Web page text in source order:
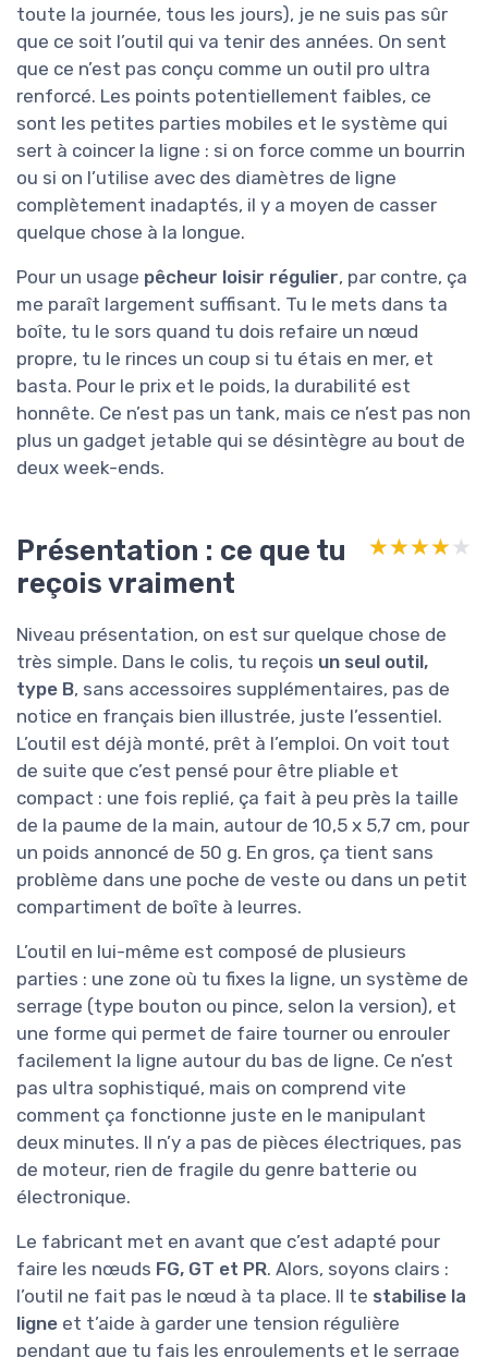
toute la journée, tous les jours), je ne suis pas sûr
que ce soit l’outil qui va tenir des années. On sent
que ce n’est pas conçu comme un outil pro ultra
renforcé. Les points potentiellement faibles, ce
sont les petites parties mobiles et le système qui
sert à coincer la ligne : si on force comme un bourrin
ou si on l’utilise avec des diamètres de ligne
complètement inadaptés, il y a moyen de casser
quelque chose à la longue.
Pour un usage pêcheur loisir régulier, par contre, ça
me paraît largement suffisant. Tu le mets dans ta
boîte, tu le sors quand tu dois refaire un nœud
propre, tu le rinces un coup si tu étais en mer, et
basta. Pour le prix et le poids, la durabilité est
honnête. Ce n’est pas un tank, mais ce n’est pas non
plus un gadget jetable qui se désintègre au bout de
deux week-ends.
Présentation : ce que tu
reçois vraiment
★★★★★
★★★★★
Niveau présentation, on est sur quelque chose de
très simple. Dans le colis, tu reçois un seul outil,
type B, sans accessoires supplémentaires, pas de
notice en français bien illustrée, juste l’essentiel.
L’outil est déjà monté, prêt à l’emploi. On voit tout
de suite que c’est pensé pour être pliable et
compact : une fois replié, ça fait à peu près la taille
de la paume de la main, autour de 10,5 x 5,7 cm, pour
un poids annoncé de 50 g. En gros, ça tient sans
problème dans une poche de veste ou dans un petit
compartiment de boîte à leurres.
L’outil en lui-même est composé de plusieurs
parties : une zone où tu fixes la ligne, un système de
serrage (type bouton ou pince, selon la version), et
une forme qui permet de faire tourner ou enrouler
facilement la ligne autour du bas de ligne. Ce n’est
pas ultra sophistiqué, mais on comprend vite
comment ça fonctionne juste en le manipulant
deux minutes. Il n’y a pas de pièces électriques, pas
de moteur, rien de fragile du genre batterie ou
électronique.
Le fabricant met en avant que c’est adapté pour
faire les nœuds FG, GT et PR. Alors, soyons clairs :
l’outil ne fait pas le nœud à ta place. Il te stabilise la
ligne et t’aide à garder une tension régulière
pendant que tu fais les enroulements et le serrage